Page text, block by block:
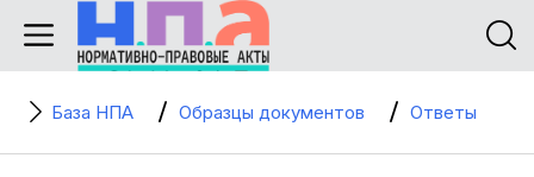
База НПА Образцы документов Ответы